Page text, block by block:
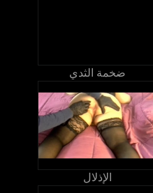
ضخمة الثدي
الإذلال